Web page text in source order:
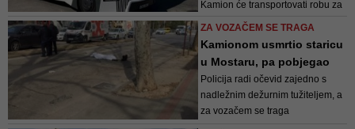
Kamion će transportovati robu za
njemačku logističku kompaniju
firmama Lidl, Svenska
Retursystem i ostalim o korištenju
ovih kamiona za transport robe
ZA VOZAČEM SE TRAGA
Kamionom usmrtio staricu
u Mostaru, pa pobjegao
Policija radi očevid zajedno s
nadležnim dežurnim tužiteljem, a
za vozačem se traga